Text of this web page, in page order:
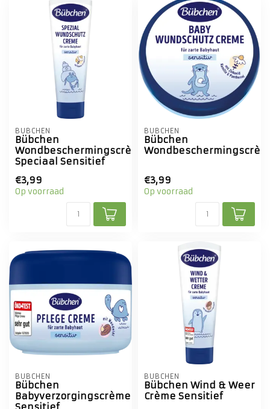
BÜBCHEN
Bübchen
Wondbeschermingscrème
Speciaal Sensitief
€3,99
Op voorraad
BÜBCHEN
Bübchen
€3,99
Op voorraad
BÜBCHEN
Bübchen
Babyverzorgingscrème
BÜBCHEN
Bübchen Wind & Weer
Crème Sensitief